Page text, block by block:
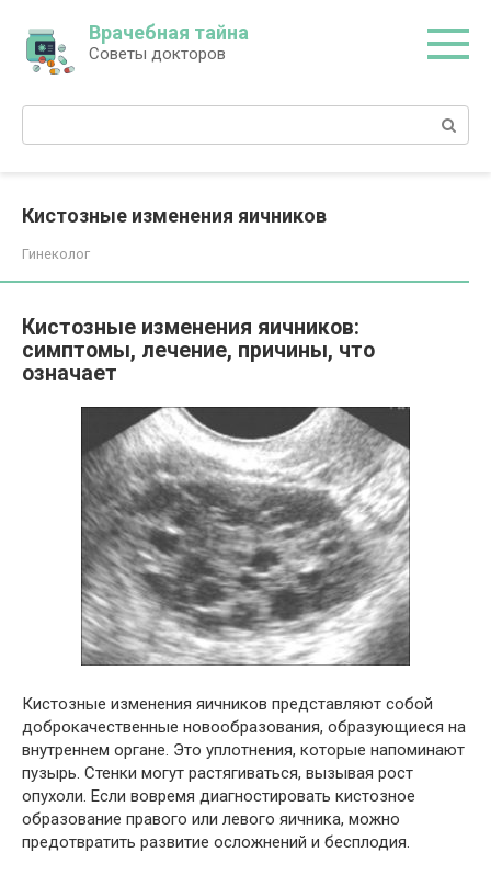
контенту
Врачебная тайна
Советы докторов
Поиск:
Кистозные изменения яичников
Гинеколог
Кистозные изменения яичников:
симптомы, лечение, причины, что
означает
Кистозные изменения яичников представляют собой
доброкачественные новообразования, образующиеся на
внутреннем органе. Это уплотнения, которые напоминают
пузырь. Стенки могут растягиваться, вызывая рост
опухоли. Если вовремя диагностировать кистозное
образование правого или левого яичника, можно
предотвратить развитие осложнений и бесплодия.